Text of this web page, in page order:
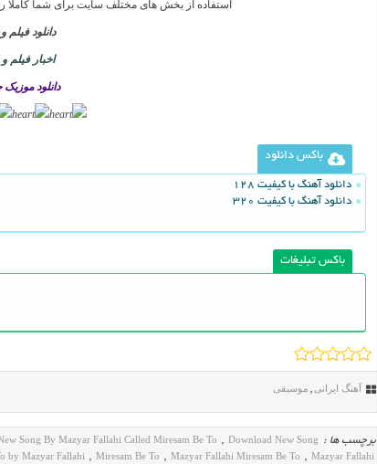
استفاده از بخش های مختلف سایت برای شما
دانلود فیلم
اخبار فیلم
دانلود موزیک
باکس دانلود
دانلود آهنگ با کیفیت 128
دانلود آهنگ با کیفیت 320
باکس تبلیغات
آهنگ ایرانی , موسیقی
برچسب ها : Download New Song
,
Song By Mazyar Fallahi Called Miresam Be To
Mazyar Fallahi
,
Mazyar Fallahi Miresam Be To
,
Miresam Be To
,
by Mazyar Fallahi